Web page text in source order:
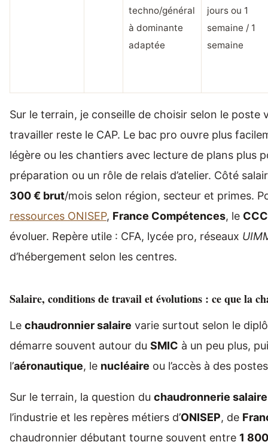
techno/général
à dominante
adaptée
jours ou 1
semaine / 1
semaine
Sur le terrain, je conseille de choisir selon le
travailler reste le CAP. Le bac pro ouvre plus
légère ou les chantiers avec lecture de plans plus
préparation ou un rôle de relais d’atelier. Côté
300 € brut/mois selon région, secteur et primes.
ressources ONISEP, France Compétences, le
évoluer. Repère utile : CFA, lycée pro, réseaux
d’hébergement selon les centres.
Salaire, conditions de travail et évolutions : ce que la
Le chaudronnier salaire varie surtout selon le
démarre souvent autour du SMIC à un peu plus,
l’aéronautique, le nucléaire ou l’accès à des
Sur le terrain, la question du chaudronnerie salaire
l’industrie et les repères métiers d’ONISEP, de
chaudronnier débutant tourne souvent entre 1